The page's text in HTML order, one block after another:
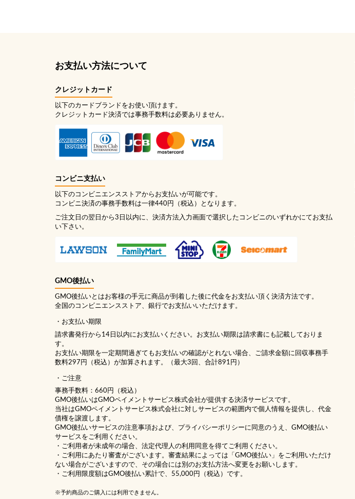
お支払い方法について
クレジットカード
以下のカードブランドをお使い頂けます。
クレジットカード決済では事務手数料は必要ありません。
コンビニ支払い
以下のコンビニエンスストアからお支払いが可能です。
コンビニ決済の事務手数料は一律440円（税込）となります。
ご注文日の翌日から3日以内に、決済方法入力画面で選択したコンビニのいずれかにてお支払
い下さい。
GMO後払い
GMO後払いとはお客様の手元に商品が到着した後に代金をお支払い頂く決済方法です。
全国のコンビニエンスストア、銀行でお支払いいただけます。
お支払い期限
請求書発行から14日以内にお支払いください。お支払い期限は請求書にも記載しておりま
す。
お支払い期限を一定期間過ぎてもお支払いの確認がとれない場合、ご請求金額に回収事務手
数料297円（税込）が加算されます。（最大3回、合計891円）
ご注意
事務手数料：660円（税込）
GMO後払いはGMOペイメントサービス株式会社が提供する決済サービスです。
当社はGMOペイメントサービス株式会社に対しサービスの範囲内で個人情報を提供し、代金
債権を譲渡します。
GMO後払いサービスの注意事項および、 プライバシーポリシーに同意のうえ、GMO後払い
サービスをご利用ください。
・ご利用者が未成年の場合、法定代理人の利用同意を得てご利用ください。
・ご利用にあたり審査がございます。審査結果によっては「GMO後払い」をご利用いただけ
ない場合がございますので、その場合には別のお支払方法へ変更をお願いします。
・ご利用限度額はGMO後払い累計で、55,000円（税込）です。
※予約商品のご購入には利用できません。